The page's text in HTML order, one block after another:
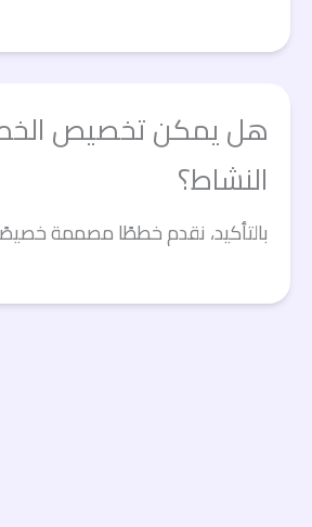
هل يمكن تخصيص
النشاط؟
بالتأكيد، نقدم خططًا مصممة